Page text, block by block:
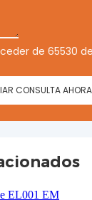
de 65530
CONSULTA AHORA